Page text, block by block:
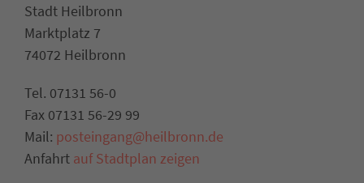
Stadt Heilbronn
Marktplatz 7
74072 Heilbronn
Tel. 07131 56-0
Fax 07131 56-29 99
Mail: posteingang@heilbronn.de
Anfahrt auf Stadtplan zeigen